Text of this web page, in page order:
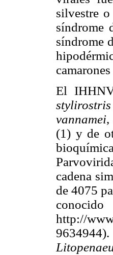
silvestre
síndrome
síndrome
El
stylirostris
vannamei,
(1) y de
cadena
de 4075
http://